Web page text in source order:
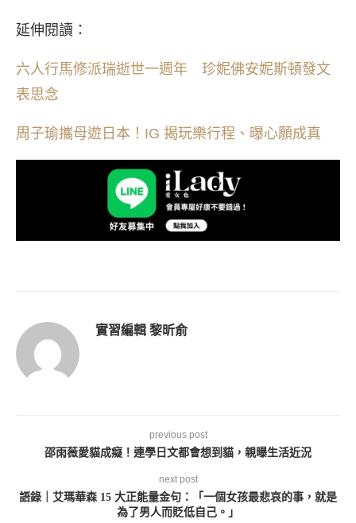
延伸閱讀：
六人行馬修派瑞逝世一週年 珍妮佛安妮斯頓發文
表思念
周子瑜攜母遊日本！IG 揭玩樂行程、曝心願成真
實習編輯 黎昕俞
previous post
邵雨薇愛貓成癡！連學日文都會想到貓，親曝生活近況
next post
語錄｜艾瑪華森 15 大正能量金句：「一個女孩最悲哀的事，就是
為了男人而貶低自己。」